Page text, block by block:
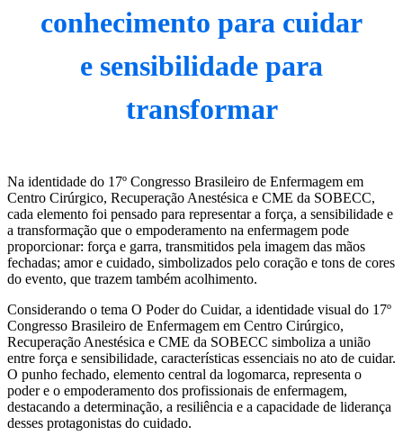
conhecimento para cuidar
e sensibilidade para
transformar
Na identidade do 17º Congresso Brasileiro de Enfermagem em
Centro Cirúrgico, Recuperação Anestésica e CME da SOBECC,
cada elemento foi pensado para representar a força, a sensibilidade e
a transformação que o empoderamento na enfermagem pode
proporcionar: força e garra, transmitidos pela imagem das mãos
fechadas; amor e cuidado, simbolizados pelo coração e tons de cores
do evento, que trazem também acolhimento.
Considerando o tema O Poder do Cuidar, a identidade visual do 17º
Congresso Brasileiro de Enfermagem em Centro Cirúrgico,
Recuperação Anestésica e CME da SOBECC simboliza a união
entre força e sensibilidade, características essenciais no ato de cuidar.
O punho fechado, elemento central da logomarca, representa o
poder e o empoderamento dos profissionais de enfermagem,
destacando a determinação, a resiliência e a capacidade de liderança
desses protagonistas do cuidado.